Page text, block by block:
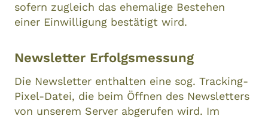
sofern zugleich das ehemalige Bestehen
einer Einwilligung bestätigt wird.
Newsletter Erfolgsmessung
Die Newsletter enthalten eine sog. Tracking-
Pixel-Datei, die beim Öffnen des Newsletters
von unserem Server abgerufen wird. Im